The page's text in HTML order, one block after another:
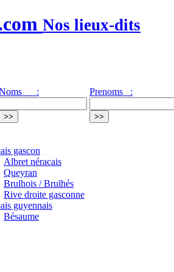
Nos lieux-dits
: Prenoms :
gascon
Albret néracais
Queyran
Brulhois / Brulhés
Rive droite gasconne
guyennais
Bésaume